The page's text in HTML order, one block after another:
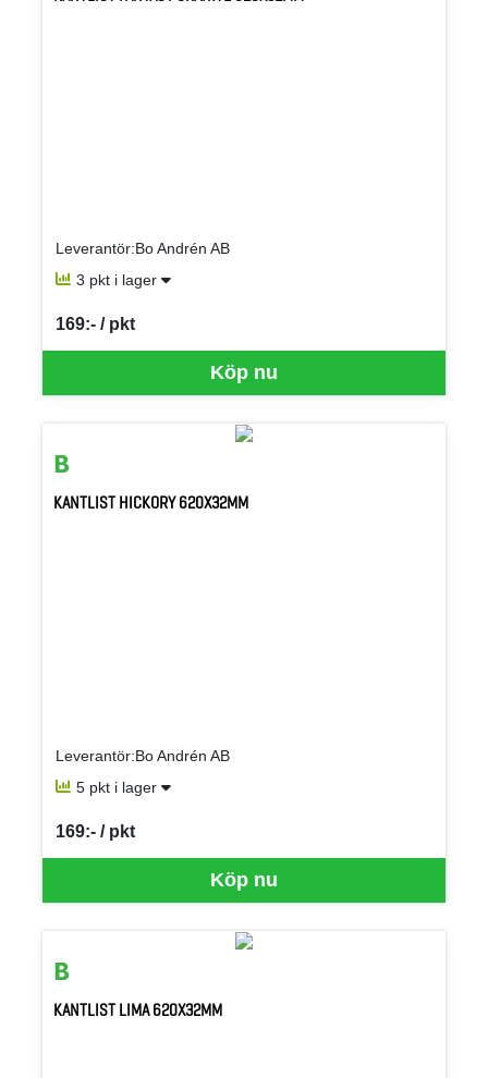
Leverantör:Bo Andrén AB
3 pkt i lager
Köp nu
169:- / pkt
SEK per PKT
KANTLIST HICKORY 620X32MM
Leverantör:Bo Andrén AB
5 pkt i lager
Köp nu
169:- / pkt
SEK per PKT
KANTLIST LIMA 620X32MM